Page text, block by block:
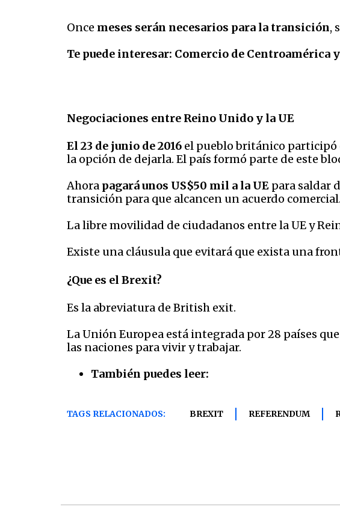
Once meses serán necesarios para la transición,
Te puede interesar: Comercio de Centroamérica
Negociaciones entre Reino Unido y la UE
El 23 de junio de 2016 el pueblo británico participó
la opción de dejarla. El país formó parte de este
Ahora pagará unos US$50 mil a la UE para saldar
transición para que alcancen un acuerdo comercial.
La libre movilidad de ciudadanos entre la UE y
Existe una cláusula que evitará que exista una
¿Que es el Brexit?
Es la abreviatura de British exit.
La Unión Europea está integrada por 28 países
las naciones para vivir y trabajar.
También puedes leer:
TAGS RELACIONADOS: BREXIT REFERENDUM